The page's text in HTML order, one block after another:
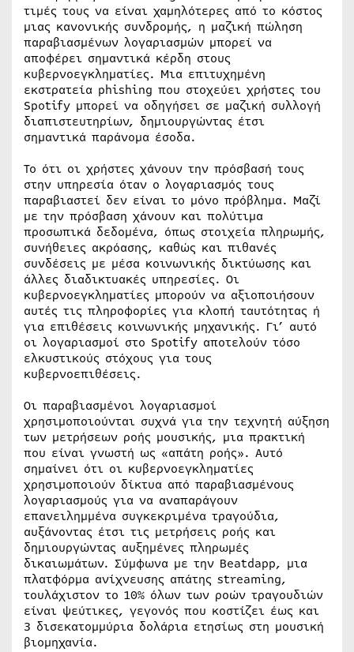
τιμές τους να είναι χαμηλότερες από το κόστος
μιας κανονικής συνδρομής, η μαζική πώληση
παραβιασμένων λογαριασμών μπορεί να
αποφέρει σημαντικά κέρδη στους
κυβερνοεγκληματίες. Μια επιτυχημένη
εκστρατεία phishing που στοχεύει χρήστες του
Spotify μπορεί να οδηγήσει σε μαζική συλλογή
διαπιστευτηρίων, δημιουργώντας έτσι
σημαντικά παράνομα έσοδα.
Το ότι οι χρήστες χάνουν την πρόσβασή τους
στην υπηρεσία όταν ο λογαριασμός τους
παραβιαστεί δεν είναι το μόνο πρόβλημα. Μαζί
με την πρόσβαση χάνουν και πολύτιμα
προσωπικά δεδομένα, όπως στοιχεία πληρωμής,
συνήθειες ακρόασης, καθώς και πιθανές
συνδέσεις με μέσα κοινωνικής δικτύωσης και
άλλες διαδικτυακές υπηρεσίες. Οι
κυβερνοεγκληματίες μπορούν να αξιοποιήσουν
αυτές τις πληροφορίες για κλοπή ταυτότητας ή
για επιθέσεις κοινωνικής μηχανικής. Γι’ αυτό
οι λογαριασμοί στο Spotify αποτελούν τόσο
ελκυστικούς στόχους για τους
κυβερνοεπιθέσεις.
Οι παραβιασμένοι λογαριασμοί
χρησιμοποιούνται συχνά για την τεχνητή αύξηση
των μετρήσεων ροής μουσικής, μια πρακτική
που είναι γνωστή ως «απάτη ροής». Αυτό
σημαίνει ότι οι κυβερνοεγκληματίες
χρησιμοποιούν δίκτυα από παραβιασμένους
λογαριασμούς για να αναπαράγουν
επανειλημμένα συγκεκριμένα τραγούδια,
αυξάνοντας έτσι τις μετρήσεις ροής και
δημιουργώντας αυξημένες πληρωμές
δικαιωμάτων. Σύμφωνα με την Beatdapp, μια
πλατφόρμα ανίχνευσης απάτης streaming,
τουλάχιστον το 10% όλων των ροών τραγουδιών
είναι ψεύτικες, γεγονός που κοστίζει έως και
3 δισεκατομμύρια δολάρια ετησίως στη μουσική
βιομηχανία.